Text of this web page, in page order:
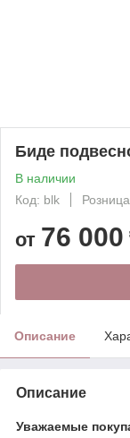
Биде
В наличии
Код: blk
Розница
от 76 000
Описание
Описание
​​Уважаемые